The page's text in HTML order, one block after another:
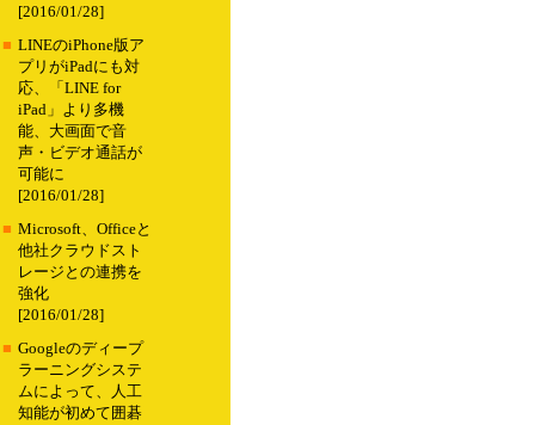
[2016/01/28]
■ LINEのiPhone版ア
プリがiPadにも対
応、「LINE for
iPad」より多機
能、大画面で音
声・ビデオ通話が
可能に
[2016/01/28]
■ Microsoft、Officeと
他社クラウドスト
レージとの連携を
強化
[2016/01/28]
■ Googleのディープ
ラーニングシステ
ムによって、人工
知能が初めて囲碁